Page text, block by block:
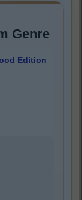
Genre
Edition